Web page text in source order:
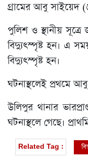
গ্রা‌মের আবু সাইয়েদ
পুলিশ ও স্থানীয়
বিদ্যুৎস্পৃষ্ট হন। এ
বিদ্যুৎস্পৃষ্ট হন।
ঘটনাস্থলেই প্রথমে
উলিপুর থানার
ঘটনাস্থলে গেছে।
Related Tag :